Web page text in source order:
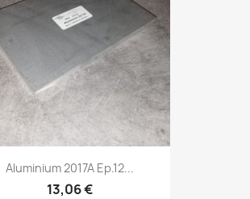
Aluminium 2017A Ep.12...
13,06 €